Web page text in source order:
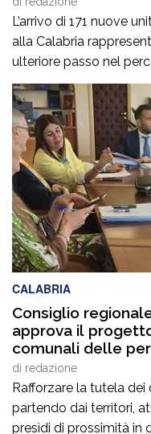
L’arrivo di 171 nuove
alla Calabria
ulteriore passo nel
sicurezza nella nostra
di Fratelli d’Italia
nuova assegnazione,
Governo verso le
verso chi […]
CALABRIA
Consiglio
approva il
comunali delle
di redazione
Rafforzare la tutela
partendo dai territori,
presìdi di prossimità in